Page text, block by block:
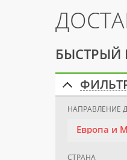
БЫСТРЫЙ
НАПРАВЛЕНИЕ
Европа и
СТРАНА